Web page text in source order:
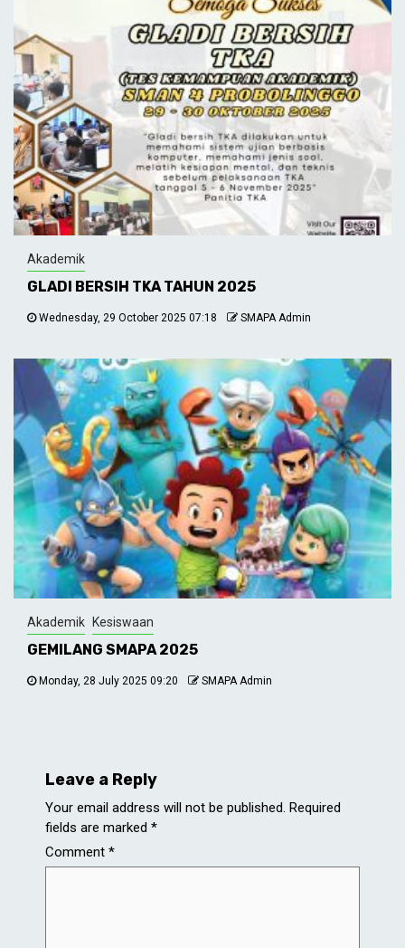
Akademik
GLADI BERSIH TKA TAHUN 2025
Wednesday, 29 October 2025 07:18 SMAPA Admin
Akademik Kesiswaan
GEMILANG SMAPA 2025
Monday, 28 July 2025 09:20 SMAPA Admin
Leave a Reply
Your email address will not be published. Required
fields are marked *
Comment *